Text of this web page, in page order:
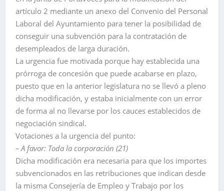
artículo 2 mediante un anexo del Convenio del Personal
Laboral del Ayuntamiento para tener la posibilidad de
conseguir una subvención para la contratación de
desempleados de larga duración.
La urgencia fue motivada porque hay establecida una
prórroga de concesión que puede acabarse en plazo,
puesto que en la anterior legislatura no se llevó a pleno
dicha modificación, y estaba inicialmente con un error
de forma al no llevarse por los cauces establecidos de
negociación sindical.
Votaciones a la urgencia del punto:
– A favor: Toda la corporación (21)
Dicha modificación era necesaria para que los importes
subvencionados en las retribuciones que indican desde
la misma Consejería de Empleo y Trabajo por los